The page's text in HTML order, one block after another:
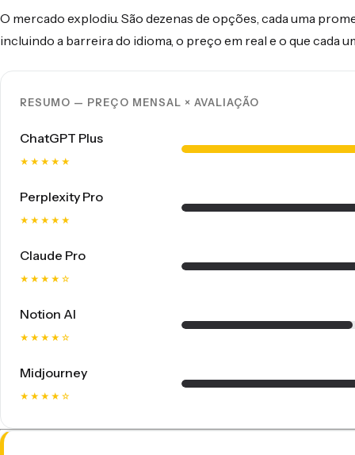
O mercado explodiu. São dezenas de opções, cada uma
incluindo a barreira do idioma, o preço em real e o que cada
RESUMO — PREÇO MENSAL × AVALIAÇÃO
ChatGPT Plus
★★★★★
Perplexity Pro
★★★★★
Claude Pro
★★★★☆
Notion AI
★★★★☆
Midjourney
★★★★☆